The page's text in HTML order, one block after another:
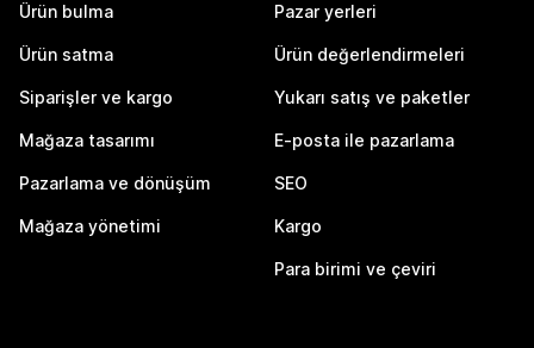
Ürün bulma
Ürün satma
Siparişler ve kargo
Mağaza tasarımı
Pazarlama ve dönüşüm
Mağaza yönetimi
Pazar yerleri
Ürün değerlendirmeleri
Yukarı satış ve paketler
E-posta ile pazarlama
SEO
Kargo
Para birimi ve çeviri